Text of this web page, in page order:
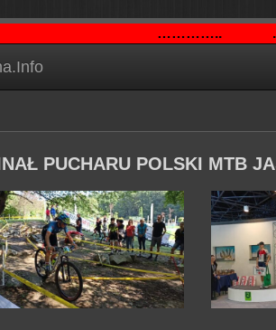
…………..
PUCHARU POLSKI MTB